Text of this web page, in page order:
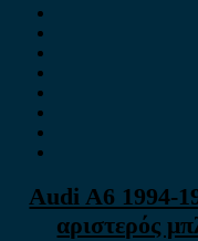
Audi A6 1994-
αριστερός